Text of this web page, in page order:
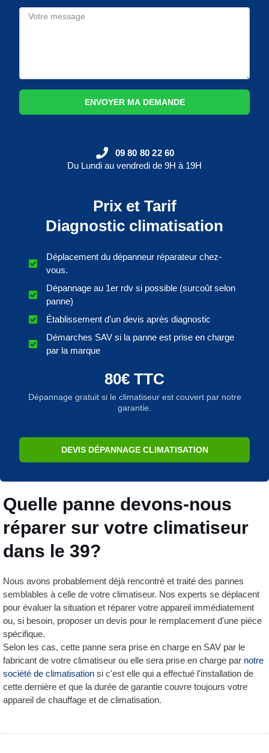
Quelle panne devons-nous
réparer sur votre climatiseur
dans le 39?
Nous avons probablement déjà rencontré et traité des pannes
semblables à celle de votre climatiseur. Nos experts se déplacent
pour évaluer la situation et réparer votre appareil immédiatement
ou, si besoin, proposer un devis pour le remplacement d'une pièce
spécifique.
Selon les cas, cette panne sera prise en charge en SAV par le
fabricant de votre climatiseur ou elle sera prise en charge par notre
société de climatisation si c'est elle qui a effectué l'installation de
cette dernière et que la durée de garantie couvre toujours votre
appareil de chauffage et de climatisation.
ENVOYER MA DEMANDE
09 80 80 22 60
Du Lundi au vendredi de 9H à 19H
Prix et Tarif
Diagnostic climatisation
Déplacement du dépanneur réparateur chez-
vous.
Dépannage au 1er rdv si possible (surcoût selon
panne)
Établissement d'un devis après diagnostic
Démarches SAV si la panne est prise en charge
par la marque
80€ TTC
Dépannage gratuit si le climatiseur est couvert par notre
garantie.
DEVIS DÉPANNAGE CLIMATISATION